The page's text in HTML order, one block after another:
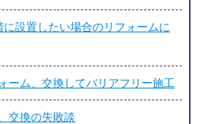
に設置したい場合のリフォームに
ーム、交換してバリアフリー施工
交換の失敗談